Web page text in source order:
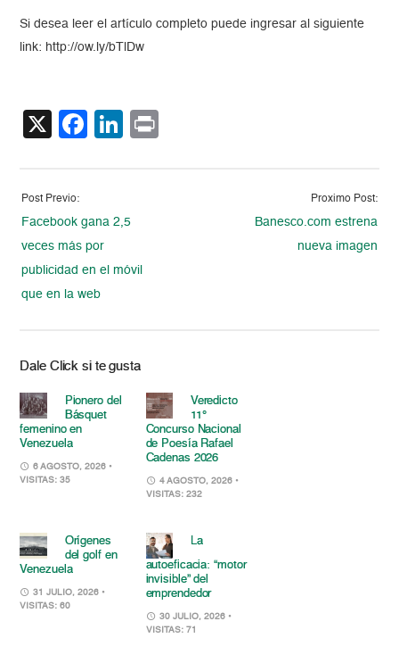
Si desea leer el artículo completo puede ingresar al siguiente
link: http://ow.ly/bTlDw
X Facebook
LinkedIn
Post Previo:
Facebook gana 2,5
veces más por
publicidad en el móvil
que en la web
Proximo Post:
Banesco.com estrena
nueva imagen
Dale Click si te gusta
Pionero del
Básquet
femenino en
Venezuela
6 AGOSTO, 2026 •
VISITAS: 35
Veredicto
11°
Concurso Nacional
de Poesía Rafael
Cadenas 2026
4 AGOSTO, 2026 •
VISITAS: 232
Orígenes
del golf en
Venezuela
31 JULIO, 2026 •
VISITAS: 60
La
autoeficacia: “motor
invisible” del
emprendedor
30 JULIO, 2026 •
VISITAS: 71